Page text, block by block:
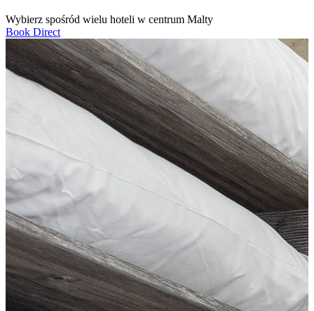
Wybierz spośród wielu hoteli w centrum Malty
Book Direct